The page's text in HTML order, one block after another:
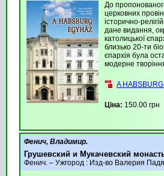
До
церковних
історично-
дане видання,
католицької
близько 20-ти
єпархія була
модерне
A
Ціна: 150.00 грн
Фенич, Владимир.
Грушевский и Мукачевский
Фенич. – Ужгород : Изд-во Валерия